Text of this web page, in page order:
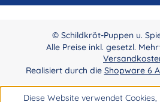
© Schildkröt-Puppen u.
Alle Preise inkl. gesetzl.
Realisiert durch die Shopware 6
Diese Website verwendet